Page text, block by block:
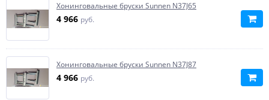
Хонинговальные бруски Sunnen N37J65
4 966 руб.
Хонинговальные бруски Sunnen N37J87
4 966 руб.